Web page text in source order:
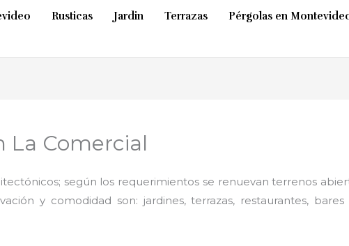
Rusticas Jardin Terrazas Pérgolas en
La Comercial
según los requerimientos se renuevan terrenos
y comodidad son: jardines, terrazas, restaurantes,